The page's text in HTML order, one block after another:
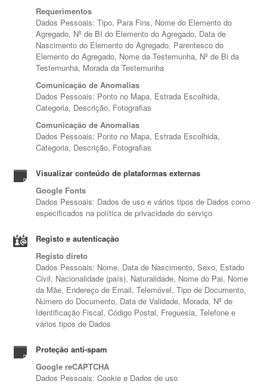
Requerimentos
Dados Pessoais: Tipo, Para Fins, Nome do Elemento do
Agregado, Nº de BI do Elemento do Agregado, Data de
Nascimento do Elemento do Agregado, Parentesco do
Elemento do Agregado, Nome da Testemunha, Nº de Bi da
Testemunha, Morada da Testemunha
Comunicação de Anomalias
Dados Pessoais: Ponto no Mapa, Estrada Escolhida,
Categoria, Descrição, Fotografias
Comunicação de Anomalias
Dados Pessoais: Ponto no Mapa, Estrada Escolhida,
Categoria, Descrição, Fotografias
Visualizar conteúdo de plataformas externas
Google Fonts
Dados Pessoais: Dados de uso e vários tipos de Dados como
especificados na política de privacidade do serviço
Registo e autenticação
Registo direto
Dados Pessoais: Nome, Data de Nascimento, Sexo, Estado
Civil, Nacionalidade (país), Naturalidade, Nome do Pai, Nome
da Mãe, Endereço de Email, Telemóvel, Tipo de Documento,
Número do Documento, Data de Validade, Morada, Nº de
Identificação Fiscal, Código Postal, Freguesia, Telefone e
vários tipos de Dados
Proteção anti-spam
Google reCAPTCHA
Dados Pessoais: Cookie e Dados de uso